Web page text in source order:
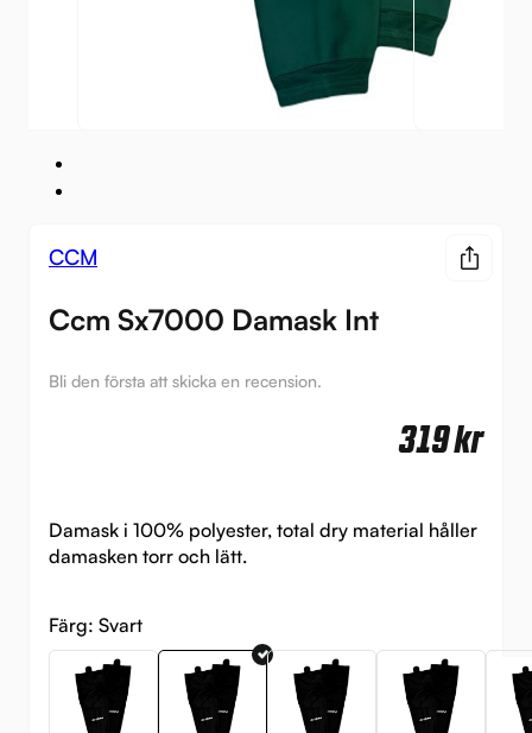
CCM
Ccm Sx7000 Damask Int
Bli den första att skicka en recension.
319kr
Damask i 100% polyester, total dry material håller
damasken torr och lätt.
Färg: Svart